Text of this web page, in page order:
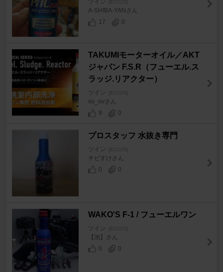
ツイン
A-SHIBA-YANさん
17
0
TAKUMIモーターオイル／AKT
ジャパン F.S.R（フューエル.ス
ラッジ.リアクター）
ツイン [EC22S]
vo_ovさん
9
0
プロスタッフ 水抜き専門
ツイン [EC22S]
チビすけさん
0
0
WAKO'S F-1 / フューエルワン
ツイン [EC22S]
【池】さん
0
0